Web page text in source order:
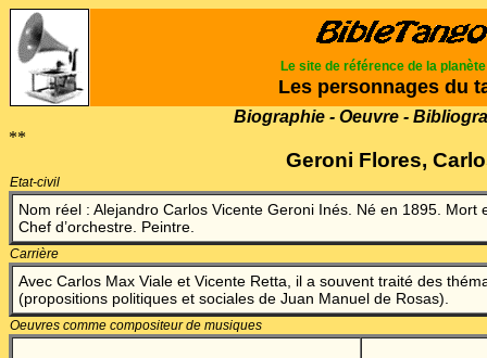
Le site de référence de la planète
Les personnages du
Biographie - Oeuvre -
**
Geroni Flores,
Etat-civil
Nom réel : Alejandro Carlos Vicente Geroni Inés. Né en 1895. Mort
Chef d’orchestre. Peintre.
Carrière
Avec Carlos Max Viale et Vicente Retta, il a souvent traité des
(propositions politiques et sociales de Juan Manuel de Rosas).
Oeuvres comme compositeur de musiques